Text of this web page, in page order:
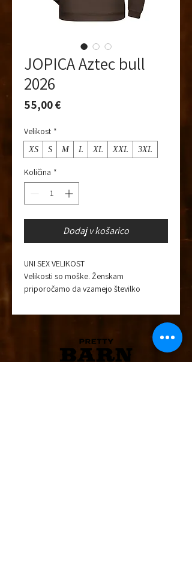
JOPICA Aztec bull
2026
55,00 €Price
Velikost *
XS S M L XL XXL 3XL
Količina *
Dodaj v košarico
UNI SEX VELIKOST
Velikosti so moške. Ženskam
priporočamo da vzamejo številko